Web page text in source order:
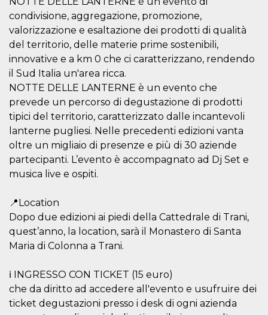
condivisione, aggregazione, promozione,
valorizzazione e esaltazione dei prodotti di qualità
del territorio, delle materie prime sostenibili,
innovative e a km 0 che ci caratterizzano, rendendo
il Sud Italia un'area ricca.
NOTTE DELLE LANTERNE è un evento che
prevede un percorso di degustazione di prodotti
tipici del territorio, caratterizzato dalle incantevoli
lanterne pugliesi. Nelle precedenti edizioni vanta
oltre un migliaio di presenze e più di 30 aziende
partecipanti. L’evento è accompagnato ad Dj Set e
musica live e ospiti.
📍Location
Dopo due edizioni ai piedi della Cattedrale di Trani,
quest’anno, la location, sarà il Monastero di Santa
Maria di Colonna a Trani.
ℹ️ INGRESSO CON TICKET (15 euro)
che da diritto ad accedere all'evento e usufruire dei
ticket degustazioni presso i desk di ogni azienda
un número
azar, la forma en
que se usa
puede ser
buen ejemplo es
mantener un
estado de inicio
de sesión para
un usuario entre
páginas.
m
Stripe
m.stripe.com
1 año 1 mes
Esta cookie se
utiliza
generalmente
de pagos,
facilitando el
almacenamiento
rápido.
CookieScriptConsent
CookieScript
oooh.events
4 semanas 2
días
El servicio
Cookie-